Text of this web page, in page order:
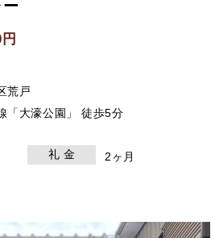
荒戸
「大濠公園」 徒歩5分
礼 金 2ヶ月